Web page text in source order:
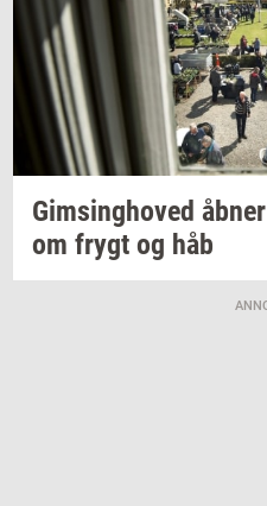
Gims­ing­ho­ved åbner
om frygt og håb